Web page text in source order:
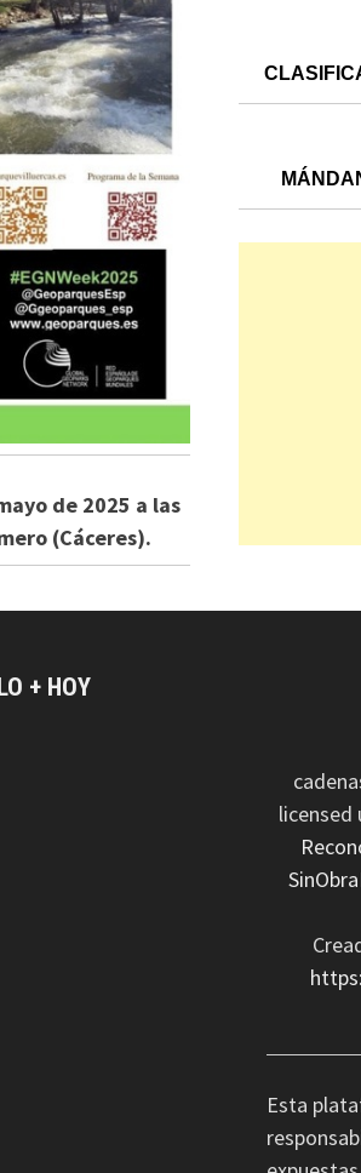
de 2025 a las
(Cáceres).
+ HOY
licensed
Esta